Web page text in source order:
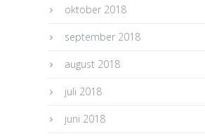
oktober 2018
september 2018
august 2018
juli 2018
juni 2018